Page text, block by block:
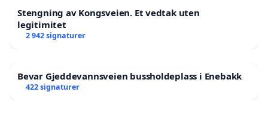
Stengning av Kongsveien. Et vedtak uten
legitimitet
2 942 signaturer
Bevar Gjeddevannsveien bussholdeplass i Enebakk
422 signaturer